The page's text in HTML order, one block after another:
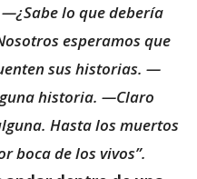
lo que debería
esperamos que
sus historias. —
historia. —Claro
Hasta los muertos
boca de los vivos”.